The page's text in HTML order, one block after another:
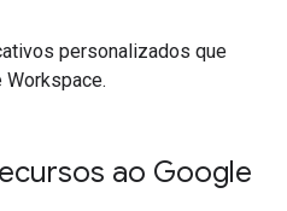
personalizados que
ao Google